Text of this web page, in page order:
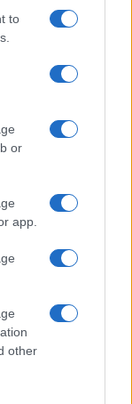
to
or
app.
other